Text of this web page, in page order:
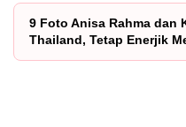
9 Foto Anisa Rahma dan
Thailand, Tetap Enerjik